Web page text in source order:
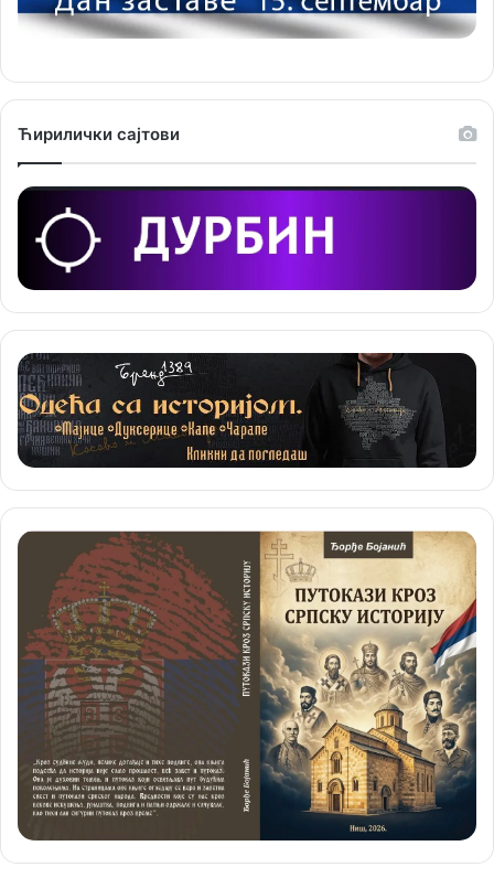
р
е
Ћирилички сајтови